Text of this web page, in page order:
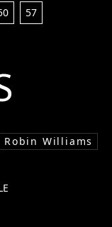
57
Robin Williams